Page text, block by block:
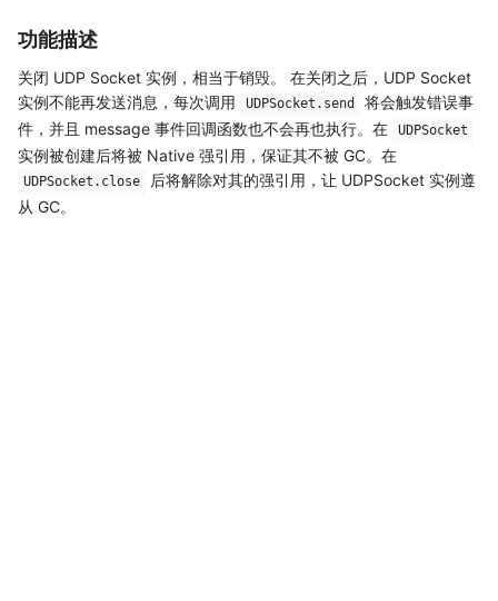
功能描述
关闭 UDP Socket 实例，相当于销毁。 在关闭之后，UDP Socket
实例不能再发送消息，每次调用
UDPSocket.send
将会触发错误事
件，并且 message 事件回调函数也不会再也执行。在
UDPSocket
实例被创建后将被 Native 强引用，保证其不被 GC。在
UDPSocket.close
后将解除对其的强引用，让 UDPSocket 实例遵
从 GC。